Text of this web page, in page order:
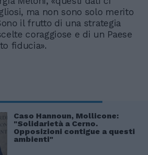
ma non sono solo merito
il frutto di una strategia
coraggiose e di un Paese
fiducia».
Caso Hannoun, Mollicone:
"Solidarietà a Cerno.
Opposizioni contigue a questi
ambienti"